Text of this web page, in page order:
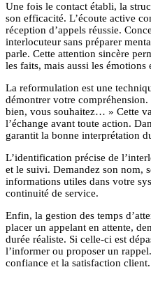
Une fois le contact établi, la
son efficacité. L’écoute active
réception d’appels réussie.
interlocuteur sans préparer
parle. Cette attention sincère
les faits, mais aussi les émotions
La reformulation est une
démontrer votre
bien, vous souhaitez… » Cette
l’échange avant toute action.
garantit la bonne interprétation
L’identification précise de
et le suivi. Demandez son nom,
informations utiles dans votre
continuité de service.
Enfin, la gestion des temps
placer un appelant en attente,
durée réaliste. Si celle-ci est
l’informer ou proposer un
confiance et la satisfaction client.